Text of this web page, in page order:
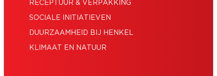
RECEPTUUR & VERPAKKING
SOCIALE INITIATIEVEN
DUURZAAMHEID BIJ HENKEL
KLIMAAT EN NATUUR